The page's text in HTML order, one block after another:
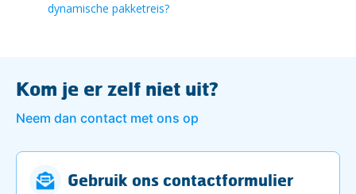
dynamische pakketreis?
Kom je er zelf niet uit?
Neem dan contact met ons op
Gebruik ons contactformulier